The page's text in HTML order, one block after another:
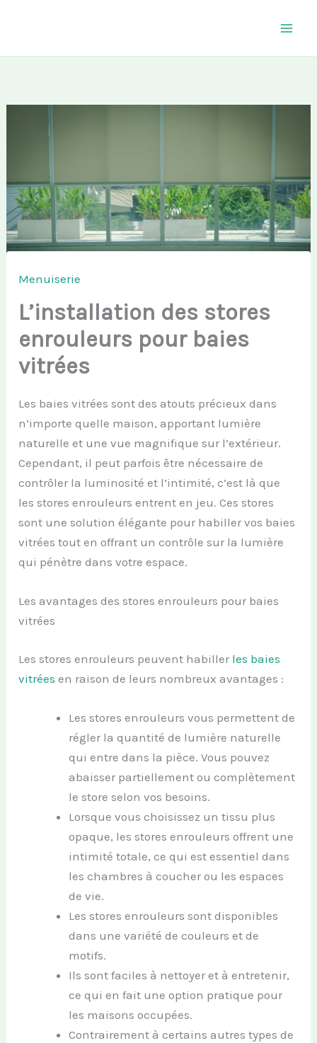
Menuiserie
L’installation des stores
enrouleurs pour baies
vitrées
Les baies vitrées sont des atouts précieux dans
n’importe quelle maison, apportant lumière
naturelle et une vue magnifique sur l’extérieur.
Cependant, il peut parfois être nécessaire de
contrôler la luminosité et l’intimité, c’est là que
les stores enrouleurs entrent en jeu. Ces stores
sont une solution élégante pour habiller vos baies
vitrées tout en offrant un contrôle sur la lumière
qui pénètre dans votre espace.
Les avantages des stores enrouleurs pour baies
vitrées
Les stores enrouleurs peuvent habiller les baies
vitrées en raison de leurs nombreux avantages :
Les stores enrouleurs vous permettent de
régler la quantité de lumière naturelle
qui entre dans la pièce. Vous pouvez
abaisser partiellement ou complètement
le store selon vos besoins.
Lorsque vous choisissez un tissu plus
opaque, les stores enrouleurs offrent une
intimité totale, ce qui est essentiel dans
les chambres à coucher ou les espaces
de vie.
Les stores enrouleurs sont disponibles
dans une variété de couleurs et de
motifs.
Ils sont faciles à nettoyer et à entretenir,
ce qui en fait une option pratique pour
les maisons occupées.
Contrairement à certains autres types de